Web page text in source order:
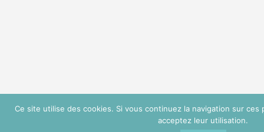
Ce site utilise des cookies. Si vous continuez la navigation sur
acceptez leur utilisation.